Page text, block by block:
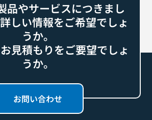
品やサービスにつきまし
しい情報をご希望でしょ
うか。
見積もりをご要望でしょ
うか。
お問い合わせ